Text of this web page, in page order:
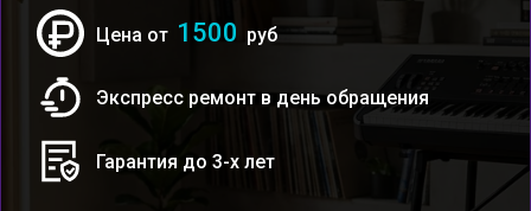
Цена от 1500 руб
Экспресс ремонт в день обращения
Гарантия до 3-х лет